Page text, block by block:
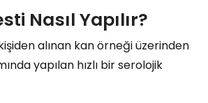
Nasıl Yapılır?
alınan kan örneğiüzerinden
yapılan hızlı birserolojik